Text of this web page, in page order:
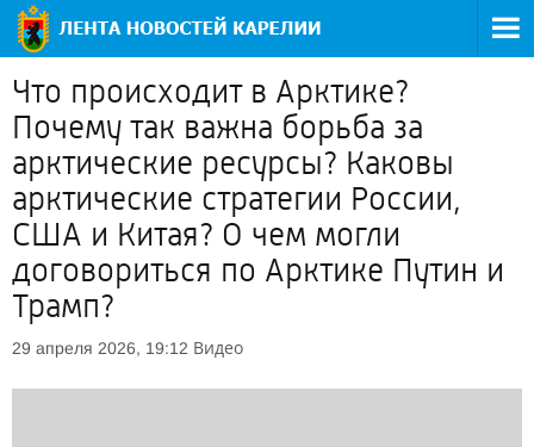
Что происходит в Арктике?
Почему так важна борьба за
арктические ресурсы? Каковы
арктические стратегии России,
США и Китая? О чем могли
договориться по Арктике Путин и
Трамп?
29 апреля 2026, 19:12 Видео